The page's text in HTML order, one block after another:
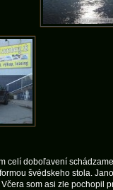
celí doboľavení
švédskeho stola.
som asi zle pochopil